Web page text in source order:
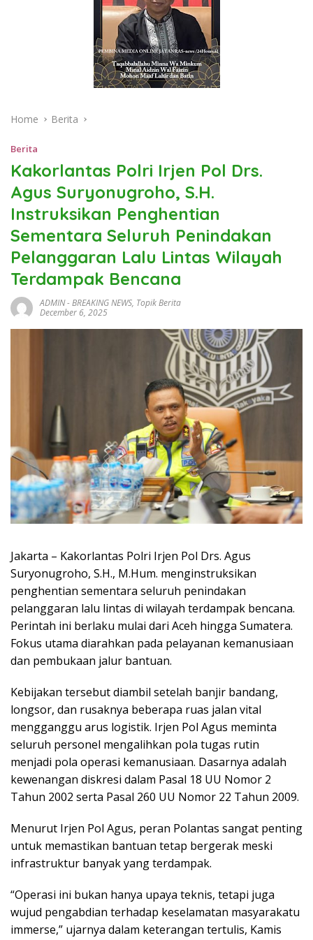
Home Berita
Berita
Kakorlantas Polri Irjen Pol Drs.
Agus Suryonugroho, S.H.
Instruksikan Penghentian
Sementara Seluruh Penindakan
Pelanggaran Lalu Lintas Wilayah
Terdampak Bencana
ADMIN-BREAKING NEWS, Topik Berita
December 6, 2025
Jakarta – Kakorlantas Polri Irjen Pol Drs. Agus
Suryonugroho, S.H., M.Hum. menginstruksikan
penghentian sementara seluruh penindakan
pelanggaran lalu lintas di wilayah terdampak bencana.
Perintah ini berlaku mulai dari Aceh hingga Sumatera.
Fokus utama diarahkan pada pelayanan kemanusiaan
dan pembukaan jalur bantuan.
Kebijakan tersebut diambil setelah banjir bandang,
longsor, dan rusaknya beberapa ruas jalan vital
mengganggu arus logistik. Irjen Pol Agus meminta
seluruh personel mengalihkan pola tugas rutin
menjadi pola operasi kemanusiaan. Dasarnya adalah
kewenangan diskresi dalam Pasal 18 UU Nomor 2
Tahun 2002 serta Pasal 260 UU Nomor 22 Tahun 2009.
Menurut Irjen Pol Agus, peran Polantas sangat penting
untuk memastikan bantuan tetap bergerak meski
infrastruktur banyak yang terdampak.
“Operasi ini bukan hanya upaya teknis, tetapi juga
wujud pengabdian terhadap keselamatan masyarakatu
immerse,” ujarnya dalam keterangan tertulis, Kamis